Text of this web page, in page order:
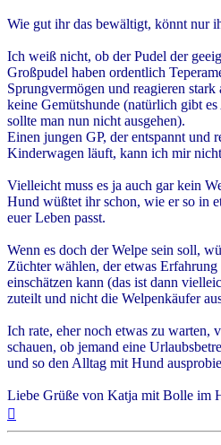
Wie gut ihr das bewältigt, könnt nur
Ich weiß nicht, ob der Pudel der
Großpudel haben ordentlich
Sprungvermögen und reagieren
keine Gemütshunde (natürlich gibt
sollte man nun nicht ausgehen).
Einen jungen GP, der entspannt und
Kinderwagen läuft, kann ich mir
Vielleicht muss es ja auch gar kein
Hund wüßtet ihr schon, wie er so in
euer Leben passt.
Wenn es doch der Welpe sein soll,
Züchter wählen, der etwas
einschätzen kann (das ist dann
zuteilt und nicht die Welpenkäufer
Ich rate, eher noch etwas zu warten,
schauen, ob jemand eine
und so den Alltag mit Hund
Liebe Grüße von Katja mit Bolle im